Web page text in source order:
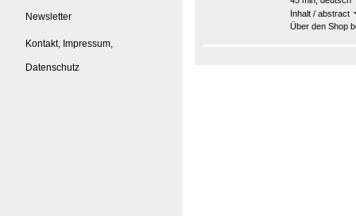
Newsletter
Kontakt, Impressum,
Datenschutz
Inhalt / abstract
Über den Shop